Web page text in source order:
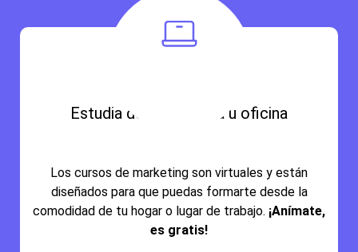
Estudia desde tu casa u oficina
Los cursos de marketing son virtuales y están
diseñados para que puedas formarte desde la
comodidad de tu hogar o lugar de trabajo. ¡Anímate,
es gratis!